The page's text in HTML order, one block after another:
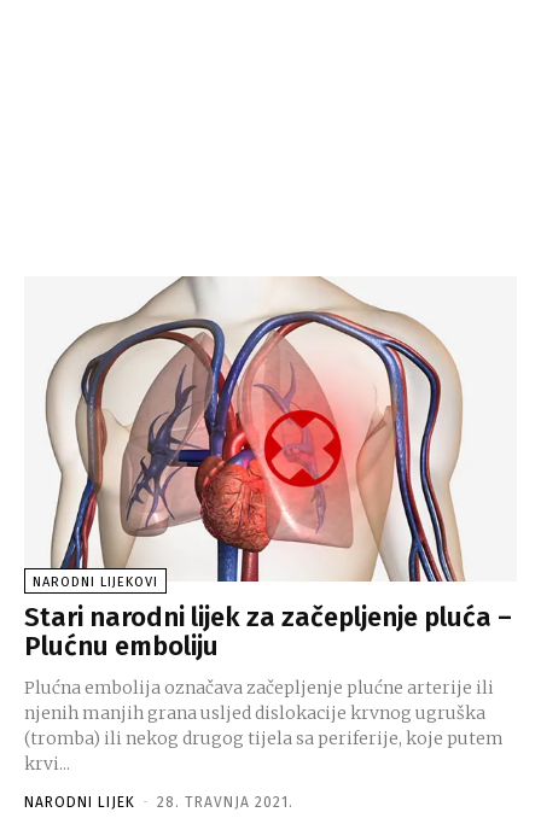
NARODNI LIJEKOVI
Stari narodni lijek za začepljenje pluća –
Plućnu emboliju
Plućna embolija označava začepljenje plućne arterije ili
njenih manjih grana usljed dislokacije krvnog ugruška
(tromba) ili nekog drugog tijela sa periferije, koje putem
krvi...
NARODNI LIJEK - 28. TRAVNJA 2021.